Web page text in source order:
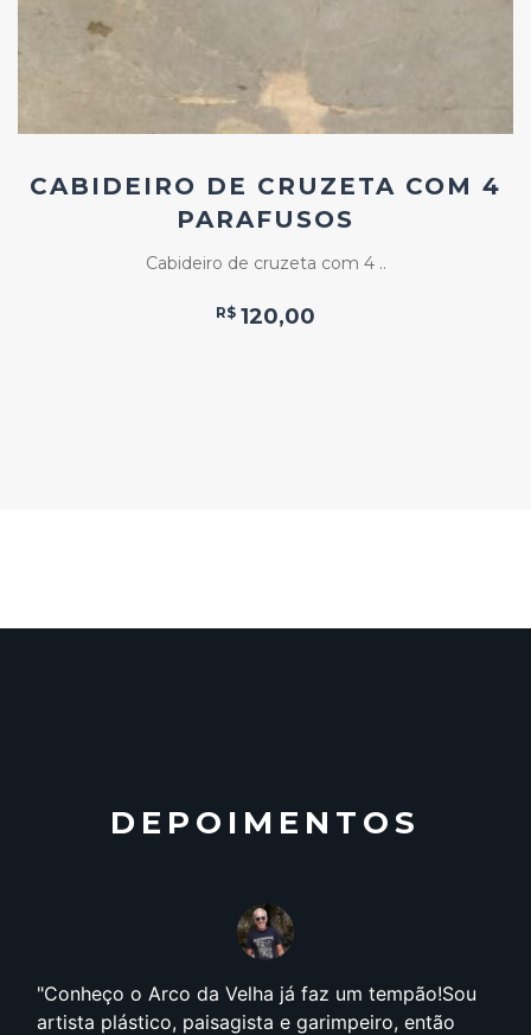
CABIDEIRO DE CRUZETA COM 4
PARAFUSOS
Cabideiro de cruzeta com 4 ..
R$ 120,00
DEPOIMENTOS
Conheço o Arco da Velha já faz um tempão!Sou
artista plástico, paisagista e garimpeiro, então